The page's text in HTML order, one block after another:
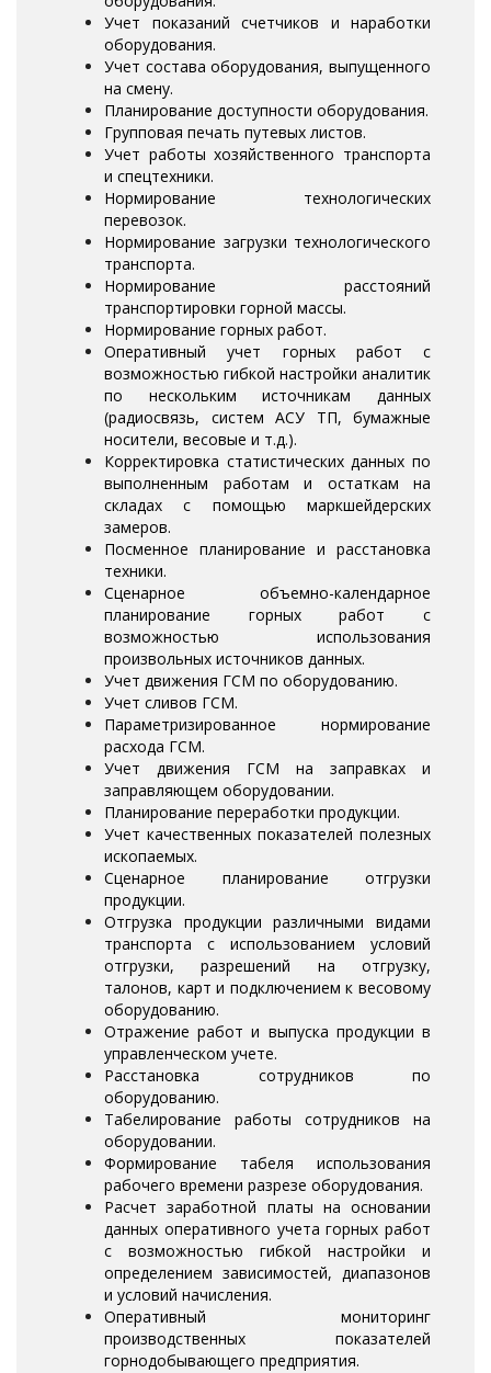
Учет показаний счетчиков и наработки
оборудования.
Учет состава оборудования, выпущенного
на смену.
Планирование доступности оборудования.
Групповая печать путевых листов.
Учет работы хозяйственного транспорта
и спецтехники.
Нормирование технологических
перевозок.
Нормирование загрузки технологического
транспорта.
Нормирование расстояний
транспортировки горной массы.
Нормирование горных работ.
Оперативный учет горных работ с
возможностью гибкой настройки аналитик
по нескольким источникам данных
(радиосвязь, систем АСУ ТП, бумажные
носители, весовые и т.д.).
Корректировка статистических данных по
выполненным работам и остаткам на
складах с помощью маркшейдерских
замеров.
Посменное планирование и расстановка
техники.
Сценарное объемно-календарное
планирование горных работ с
возможностью использования
произвольных источников данных.
Учет движения ГСМ по оборудованию.
Учет сливов ГСМ.
Параметризированное нормирование
расхода ГСМ.
Учет движения ГСМ на заправках и
заправляющем оборудовании.
Планирование переработки продукции.
Учет качественных показателей полезных
ископаемых.
Сценарное планирование отгрузки
продукции.
Отгрузка продукции различными видами
транспорта с использованием условий
отгрузки, разрешений на отгрузку,
талонов, карт и подключением к весовому
оборудованию.
Отражение работ и выпуска продукции в
управленческом учете.
Расстановка сотрудников по
оборудованию.
Табелирование работы сотрудников на
оборудовании.
Формирование табеля использования
рабочего времени разрезе оборудования.
Расчет заработной платы на основании
данных оперативного учета горных работ
с возможностью гибкой настройки и
определением зависимостей, диапазонов
и условий начисления.
Оперативный мониторинг
производственных показателей
горнодобывающего предприятия.